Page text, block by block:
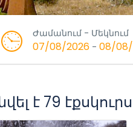
Ժամանում - Մեկնում
07/08/2026 -08/
է 79